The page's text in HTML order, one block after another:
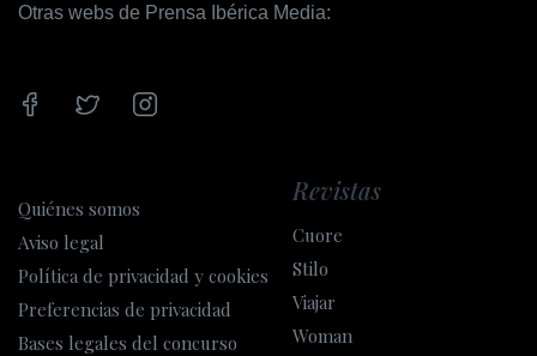
Otras webs de Prensa Ibérica Media:
Quiénes somos
Aviso legal
Política de privacidad y cookies
Preferencias de privacidad
Bases legales del concurso
Revistas
Cuore
Stilo
Viajar
Woman